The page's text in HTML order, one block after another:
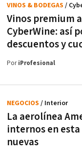
Vinos premium
CyberWine: así
descuentos y
VINOS & BODEGAS /
PoriProfesional
La aerolínea
internos en
nuevas
NEGOCIOS / Interior